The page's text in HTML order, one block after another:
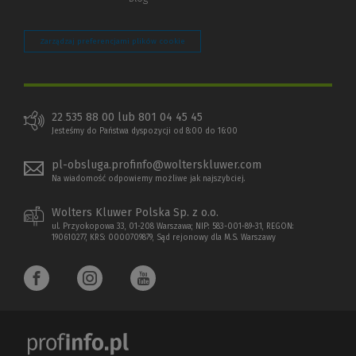
Zarządzaj preferencjami plików cookie
22 535 88 00 lub 801 04 45 45
Jesteśmy do Państwa dyspozycji od 8:00 do 16:00
pl-obsluga.profinfo@wolterskluwer.com
Na wiadomość odpowiemy możliwe jak najszybciej.
Wolters Kluwer Polska Sp. z o.o.
ul. Przyokopowa 33, 01-208 Warszawa; NIP: 583-001-89-31, REGON:
190610277, KRS: 0000709879, Sąd rejonowy dla M.S. Warszawy